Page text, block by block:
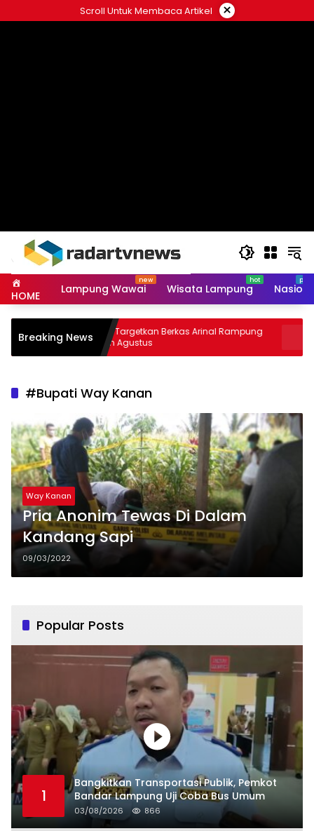
to
Scroll Untuk Membaca Artikel ×
HOME Lampung Wawai Wisata Lampung
Breaking NewsKejati Targetkan Berkas Arinal Rampung
Bulan Agustus
#Bupati Way Kanan
Way Kanan
Pria Anonim Tewas Di Dalam
Kandang Sapi
09/03/2022
Popular Posts
1
Bangkitkan Transportasi Publik, Pemkot
Bandar Lampung Uji Coba Bus Umum
03/08/2026 866